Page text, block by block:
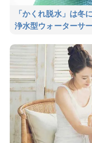
「かくれ脱水」は冬
浄水型ウォーターサ